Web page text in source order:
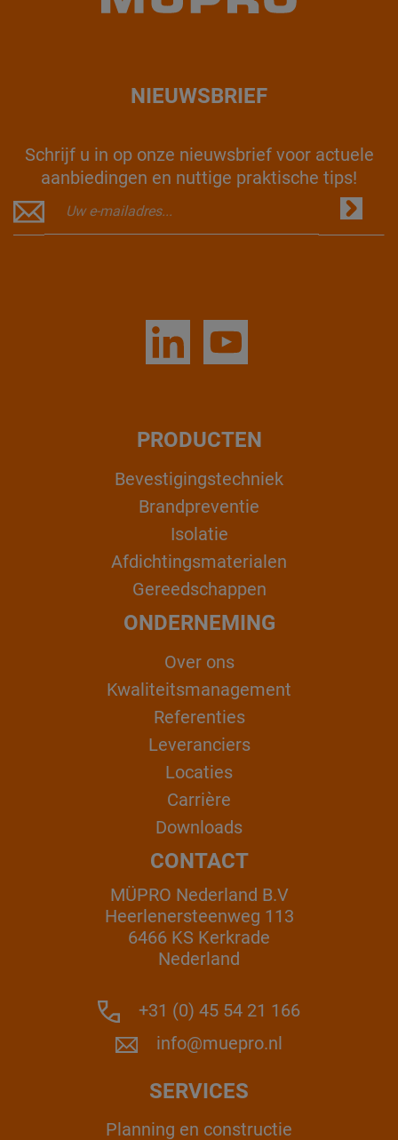
NIEUWSBRIEF
Schrijf u in op onze nieuwsbrief voor actuele
aanbiedingen en nuttige praktische tips!
PRODUCTEN
Bevestigingstechniek
Brandpreventie
Isolatie
Afdichtingsmaterialen
Gereedschappen
ONDERNEMING
Over ons
Kwaliteitsmanagement
Referenties
Leveranciers
Locaties
Carrière
Downloads
CONTACT
MÜPRO Nederland B.V
Heerlenersteenweg 113
6466 KS Kerkrade
Nederland
+31 (0) 45 54 21 166
info@muepro.nl
SERVICES
Planning en constructie